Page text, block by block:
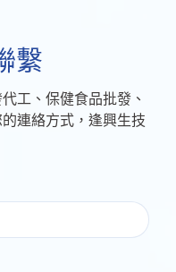
繫
工、保健食品批發、
連絡方式，逢興生技